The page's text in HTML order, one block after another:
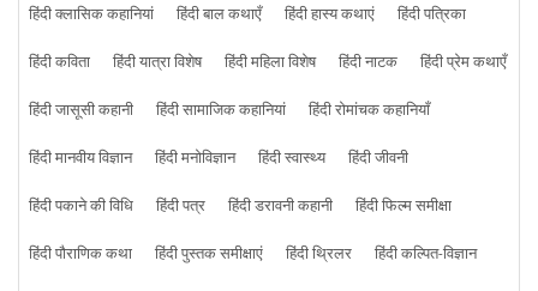
हिंदी क्लासिक कहानियां
हिंदी बाल कथाएँ हिंदी हास्य कथाएं
हिंदी पत्रिका
हिंदी कविता
हिंदी यात्रा विशेष हिंदी महिला विशेष हिंदी नाटक
हिंदी प्रेम कथाएँ
हिंदी जासूसी कहानी
हिंदी सामाजिक कहानियां
हिंदी रोमांचक कहानियाँ
हिंदी मानवीय विज्ञान
हिंदी मनोविज्ञान हिंदी स्वास्थ्य
हिंदी जीवनी
हिंदी पकाने की विधि
हिंदी पत्र हिंदी डरावनी कहानी
हिंदी फिल्म समीक्षा
हिंदी पौराणिक कथा
हिंदी पुस्तक समीक्षाएं हिंदी थ्रिलर
हिंदी कल्पित-विज्ञान